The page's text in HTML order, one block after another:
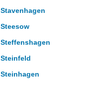
Stavenhagen
Steesow
Steffenshagen
Steinfeld
Steinhagen